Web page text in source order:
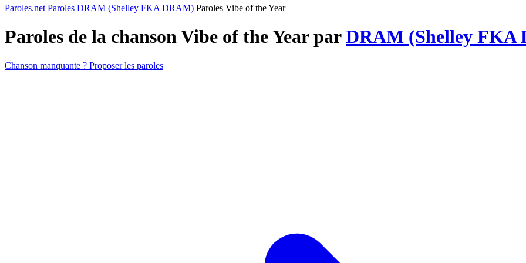
Paroles.net Paroles DRAM (Shelley FKA DRAM) Paroles Vibe of the Year
Paroles de la chanson Vibe of the Year parDRAM (Shelley FKA
Chanson manquante ? Proposer les paroles